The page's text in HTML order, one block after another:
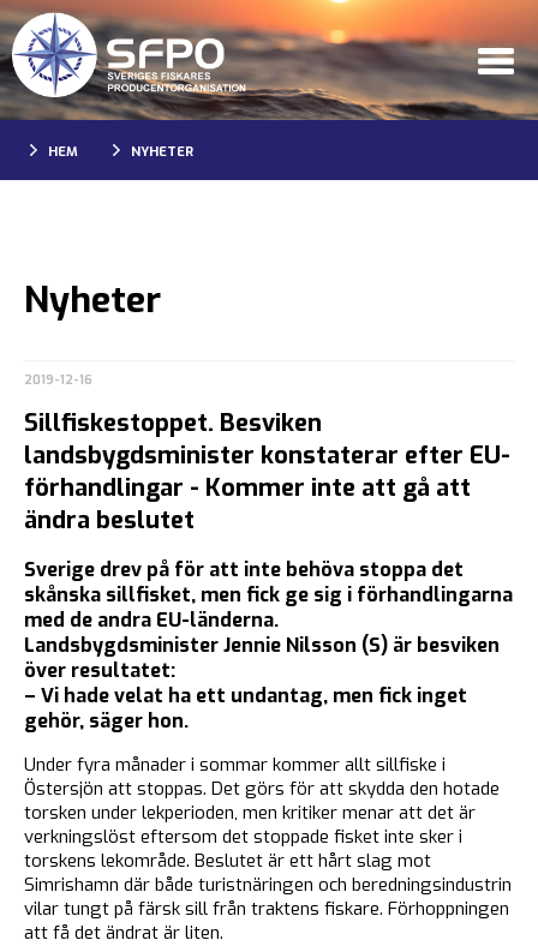
HEM NYHETER
Nyheter
2019-12-16
Sillfiskestoppet. Besviken
landsbygdsminister konstaterar efter EU-
förhandlingar - Kommer inte att gå att
ändra beslutet
Sverige drev på för att inte behöva stoppa det
skånska sillfisket, men fick ge sig i förhandlingarna
med de andra EU-länderna.
Landsbygdsminister Jennie Nilsson (S) är besviken
över resultatet:
– Vi hade velat ha ett undantag, men fick inget
gehör, säger hon.
Under fyra månader i sommar kommer allt sillfiske i
Östersjön att stoppas. Det görs för att skydda den hotade
torsken under lekperioden, men kritiker menar att det är
verkningslöst eftersom det stoppade fisket inte sker i
torskens lekområde. Beslutet är ett hårt slag mot
Simrishamn där både turistnäringen och beredningsindustrin
vilar tungt på färsk sill från traktens fiskare. Förhoppningen
att få det ändrat är liten.